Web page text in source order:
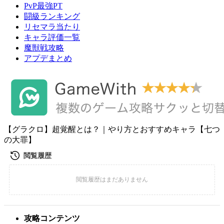
PvP最強PT
闘級ランキング
リセマラ当たり
キャラ評価一覧
魔獣戦攻略
アプデまとめ
【グラクロ】超覚醒とは？｜やり方とおすすめキャラ【七つ
の大罪】
攻略コンテンツ